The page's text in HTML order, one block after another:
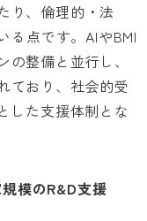
り、倫理的・法
る点です。AIやBMI
整備と並行し、
ており、社会的受
した支援体制とな
模のR&D支援